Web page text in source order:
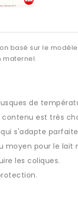
basé sur le
maternel.
de
est très
s'adapte
moyen pour le lait
les coliques.